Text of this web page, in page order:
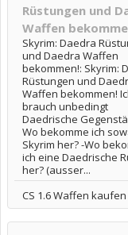
Rüstungen und
Waffen
Skyrim: Daedra
und Daedra Waffen
bekommen!: Skyrim:
Rüstungen und
Waffen bekommen!
brauch unbedingt
Daedrische
Wo bekomme ich
Skyrim her? -Wo
ich eine Daedrische
her? (ausser...
CS 1.6 Waffen